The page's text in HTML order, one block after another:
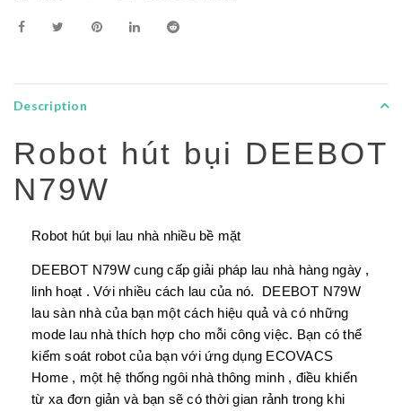
Description
Robot hút bụi DEEBOT
N79W
Robot hút bụi lau nhà nhiều bề mặt
DEEBOT N79W cung cấp giải pháp lau nhà hàng ngày ,
linh hoạt . Với nhiều cách lau của nó. DEEBOT N79W
lau sàn nhà của bạn một cách hiệu quả và có những
mode lau nhà thích hợp cho mỗi công việc. Bạn có thể
kiểm soát robot của bạn với ứng dụng ECOVACS
Home , một hệ thống ngôi nhà thông minh , điều khiển
từ xa đơn giản và bạn sẽ có thời gian rảnh trong khi